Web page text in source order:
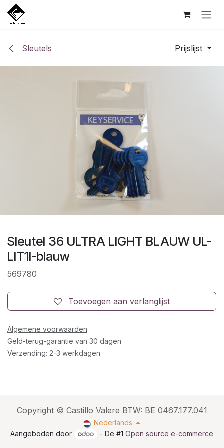
Overslaan naar inhoud
Sleutels Prijslijst
Sleutel 36 ULTRA LIGHT BLAUW UL-
LIT1I-blauw
569780
Toevoegen aan verlanglijst
Algemene voorwaarden
Geld-terug-garantie van 30 dagen
Verzending: 2-3 werkdagen
Copyright © Castillo Valere BTW: BE 0467.177.041
Nederlands
Aangeboden door
- De #1Open source e-commerce